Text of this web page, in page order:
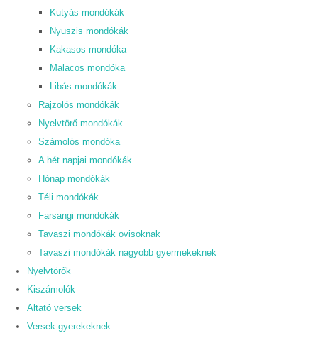
Kutyás mondókák
Nyuszis mondókák
Kakasos mondóka
Malacos mondóka
Libás mondókák
Rajzolós mondókák
Nyelvtörő mondókák
Számolós mondóka
A hét napjai mondókák
Hónap mondókák
Téli mondókák
Farsangi mondókák
Tavaszi mondókák ovisoknak
Tavaszi mondókák nagyobb gyermekeknek
Nyelvtörők
Kiszámolók
Altató versek
Versek gyerekeknek